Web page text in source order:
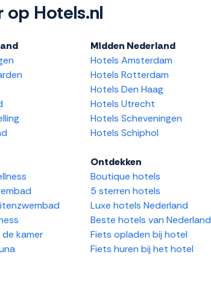
op Hotels.nl
Midden Nederland
Hotels Amsterdam
Hotels Rotterdam
Hotels Den Haag
Hotels Utrecht
Hotels Scheveningen
Hotels Schiphol
kamer
Ontdekken
Boutique hotels
5 sterren hotels
Luxe hotels Nederland
Beste hotels van Nederland
Fiets opladen bij hotel
Fiets huren bij het hotel